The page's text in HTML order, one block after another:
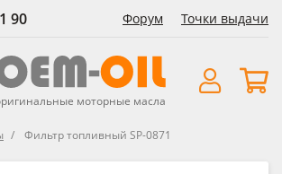
90 Форум Точки выдачи
моторные масла
Фильтр топливный SP-0871